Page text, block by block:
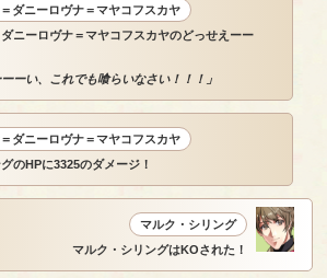
ダニーロヴナ＝マヤコフスカヤ
ニーロヴナ＝マヤコフスカヤのどっせえーー
ーーい、これでも喰らいなさい！！！」
ダニーロヴナ＝マヤコフスカヤ
のHPに3325のダメージ！
マルク・シリング
マルク・シリングはKOされた！